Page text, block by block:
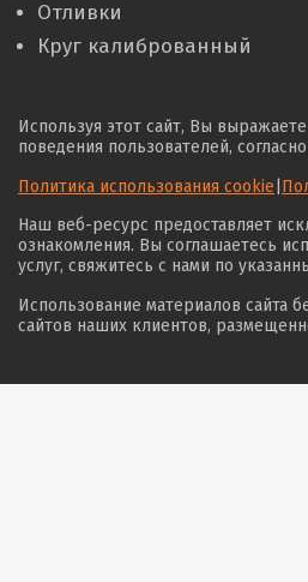
Отливки
Круг калиброванный
Используя этот сайт, Вы
поведения пользователей,
Политика использования cookie
Наш веб-ресурс предоставляет
ознакомления. Вы соглашаетесь
услуг, свяжитесь с нами по
Использование материалов сайта
сайтов наших клиентов,